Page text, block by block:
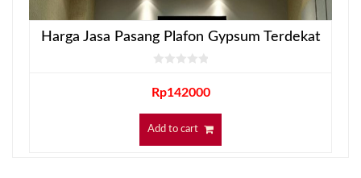
Harga Jasa Pasang Plafon Gypsum Terdekat
Rp142000
Add to cart